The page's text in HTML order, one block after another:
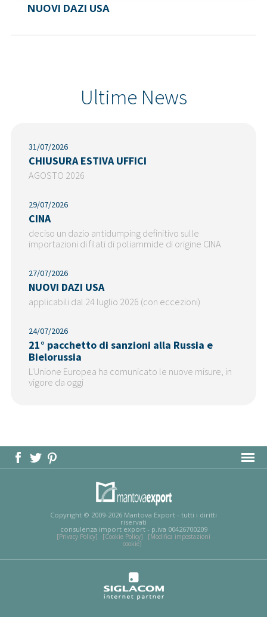
NUOVI DAZI USA
Ultime News
31/07/2026
CHIUSURA ESTIVA UFFICI
AGOSTO 2026
29/07/2026
CINA
deciso un dazio antidumping definitivo sulle
importazioni di filati di poliammide di origine CINA
27/07/2026
NUOVI DAZI USA
applicabili dal 24 luglio 2026 (con eccezioni)
24/07/2026
21° pacchetto di sanzioni alla Russia e
Bielorussia
L'Unione Europea ha comunicato le nuove misure, in
vigore da oggi
Copyright © 2009-2026 Mantova Export - tutti i diritti
riservati
consulenza import export - p.iva 00426700209
[Privacy Policy] [Cookie Policy]
[Modifica impostazioni
cookie]